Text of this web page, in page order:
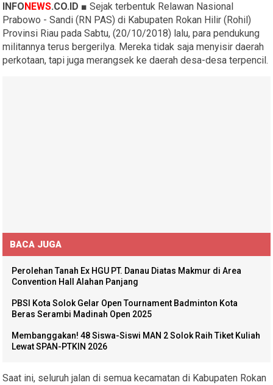
INFO NEWS.CO.ID ■Sejak terbentuk Relawan Nasional
Prabowo - Sandi (RN PAS) di Kabupaten Rokan Hilir (Rohil)
Provinsi Riau pada Sabtu, (20/10/2018) lalu, para pendukung
militannya terus bergerilya. Mereka tidak saja menyisir daerah
perkotaan, tapi juga merangsek ke daerah desa-desa terpencil.
BACA JUGA
Perolehan Tanah Ex HGU PT. Danau Diatas Makmur di Area
Convention Hall Alahan Panjang
PBSI Kota Solok Gelar Open Tournament Badminton Kota
Beras Serambi Madinah Open 2025
Membanggakan! 48 Siswa-Siswi MAN 2 Solok Raih Tiket Kuliah
Lewat SPAN-PTKIN 2026
Saat ini, seluruh jalan di semua kecamatan di Kabupaten Rokan